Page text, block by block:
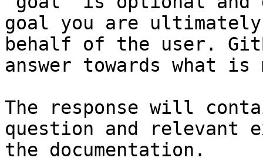
goal you are
behalf of the user.
answer towards what
The response will
question and relevant
the documentation.